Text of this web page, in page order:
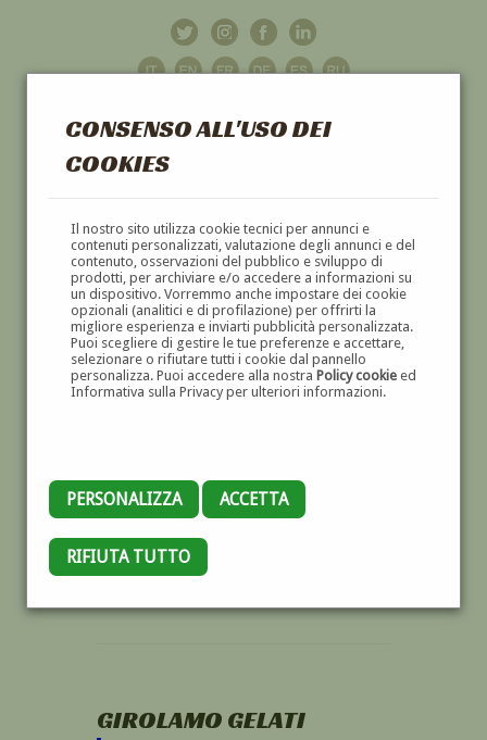
CONSENSO ALL'USO DEI
COOKIES
Il nostro sito utilizza cookie tecnici per annunci e
contenuti personalizzati, valutazione degli annunci e del
contenuto, osservazioni del pubblico e sviluppo di
prodotti, per archiviare e/o accedere a informazioni su
un dispositivo. Vorremmo anche impostare dei cookie
opzionali (analitici e di profilazione) per offrirti la
migliore esperienza e inviarti pubblicità personalizzata.
Puoi scegliere di gestire le tue preferenze e accettare,
selezionare o rifiutare tutti i cookie dal pannello
personalizza. Puoi accedere alla nostra Policy cookieed
Informativa sulla Privacy per ulteriori informazioni.
PERSONALIZZA ACCETTA
RIFIUTA TUTTO
GALLERIAD'ARTE
DIPINTI E SCULTURE '800 E '900
GIROLAMO GELATI